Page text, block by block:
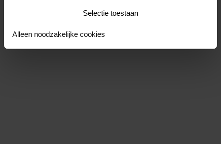
Selectie toestaan
Alleen noodzakelijke cookies